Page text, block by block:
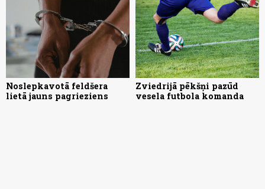
Noslepkavotā feldšera
lietā jauns pagrieziens
Zviedrijā pēkšņi pazūd
vesela futbola komanda